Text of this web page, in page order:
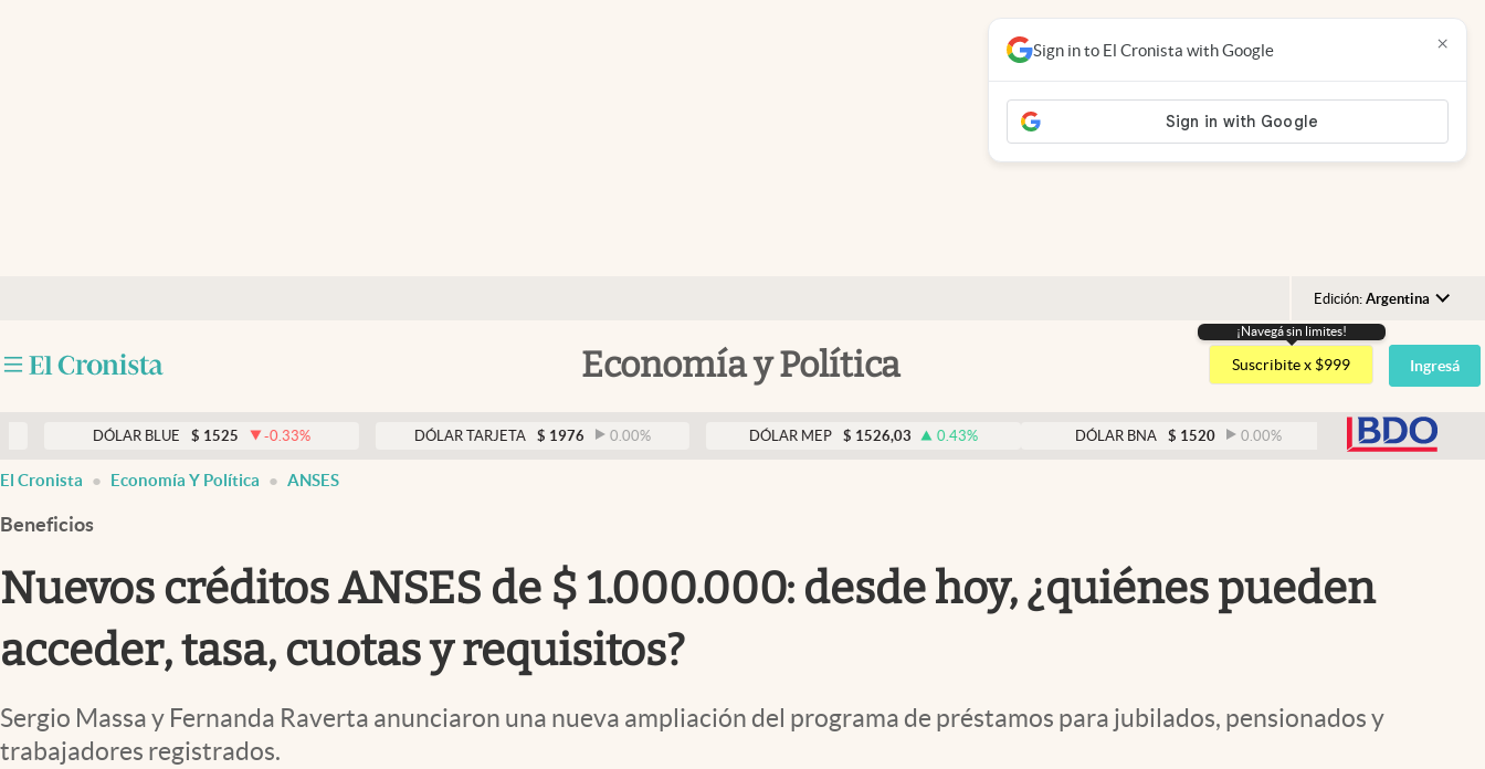
Edición: Argentina
Argentina
España
USA
Economía y Política
Clima
El Cronista Studio
Mediakit
¡Navegá sin limites!
Suscribite x $999 Ingresá
DÓLAR BLUE $ 1525 -0.33 % DÓLAR TARJETA $ 1976 0.00 DÓLAR MEP $ 1526,03 0.43 % DÓLAR BNA $ 1520 0.00% DÓLAR BLUE
Sign in to El Cronista with Google ×
El Cronista Economía Y Política ANSES
Beneficios
Nuevos créditos ANSES de $ 1.000.000: desde hoy, ¿quiénes pueden
acceder, tasa, cuotas y requisitos?
Sergio Massa y Fernanda Raverta anunciaron una nueva ampliación del programa de préstamos para jubilados, pensionados y
trabajadores registrados.